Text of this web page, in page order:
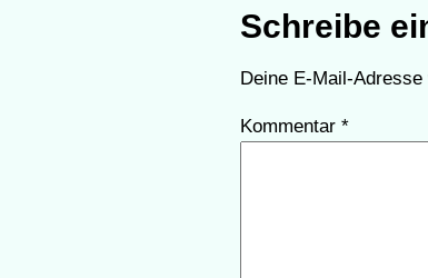
Schreibe
Deine E-Mail-
Kommentar *